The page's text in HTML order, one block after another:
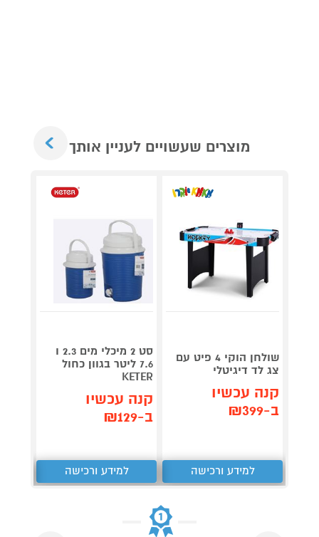
מוצרים שעשויים לעניין אותך
שולחן הוקי 4 פיט עם
צג לד דיגיטלי
קנה עכשיו
ב-₪399
למידע ורכישה
סט 2 מיכלי מים 2.3 ו
7.6 ליטר בגוון כחול
KETER
קנה עכשיו
ב-₪129
למידע ורכישה